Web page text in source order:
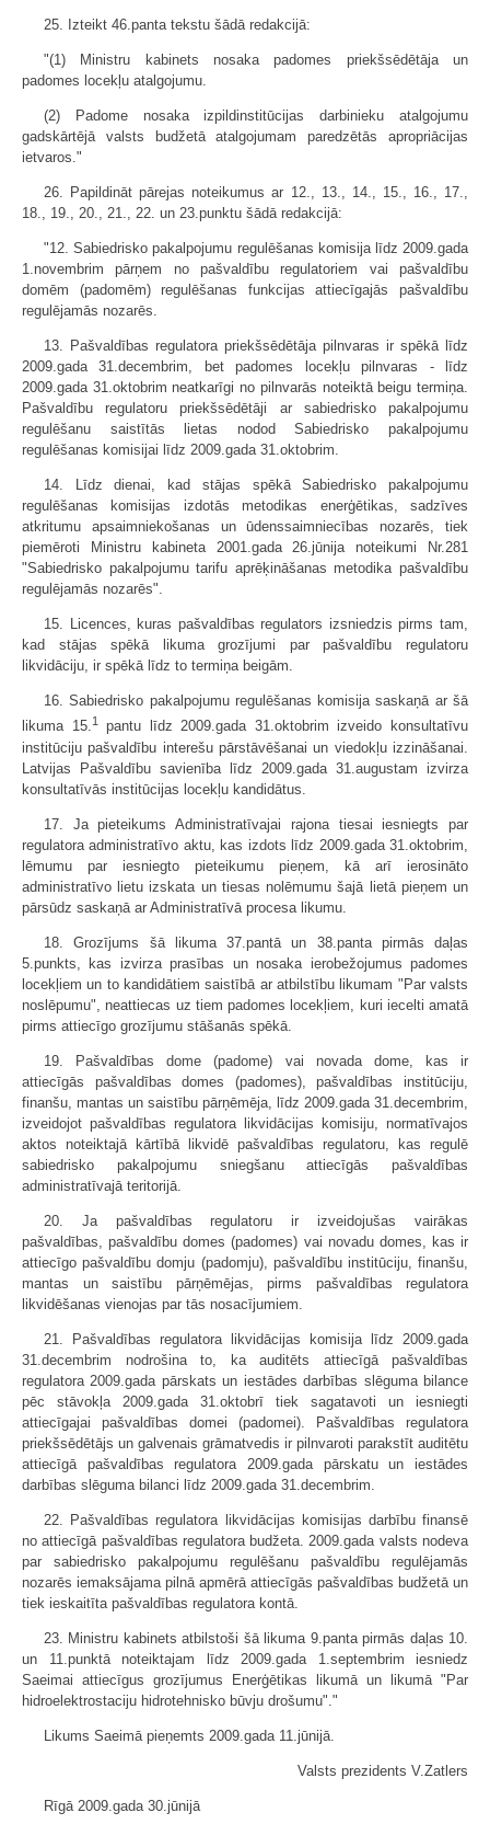
25. Izteikt 46.panta tekstu šādā redakcijā:
"(1) Ministru kabinets nosaka padomes priekšsēdētāja un
padomes locekļu atalgojumu.
(2) Padome nosaka izpildinstitūcijas darbinieku atalgojumu
gadskārtējā valsts budžetā atalgojumam paredzētās apro­priācijas
ietvaros."
26. Papildināt pārejas noteikumus ar 12., 13., 14., 15., 16., 17.,
18., 19., 20., 21., 22. un 23.punktu šādā redakcijā:
"12. Sabiedrisko pakalpojumu regulēšanas komisija līdz 2009.gada
1.novembrim pārņem no pašvaldību regulatoriem vai pašvaldību
domēm (padomēm) regulēšanas funkcijas attiecīgajās pašvaldību
regulējamās nozarēs.
13. Pašvaldības regulatora priekšsēdētāja pilnvaras ir spēkā līdz
2009.gada 31.decembrim, bet padomes locekļu pilnvaras - līdz
2009.gada 31.oktobrim neatkarīgi no pilnvarās noteiktā beigu termiņa.
Pašvaldību regulatoru priekšsēdētāji ar sabiedrisko pakalpojumu
regulēšanu saistītās lietas nodod Sabiedrisko pakalpojumu
regulēšanas komisijai līdz 2009.gada 31.oktobrim.
14. Līdz dienai, kad stājas spēkā Sabiedrisko pakalpojumu
regulēšanas komisijas izdotās metodikas enerģētikas, sadzīves
atkritumu apsaimniekošanas un ūdenssaimniecības nozarēs, tiek
piemēroti Ministru kabineta 2001.gada 26.jūnija noteikumi Nr.281
"Sabiedrisko pakalpojumu tarifu aprēķināšanas metodika pašvaldību
regulējamās nozarēs".
15. Licences, kuras pašvaldības regulators izsniedzis pirms tam,
kad stājas spēkā likuma grozījumi par pašvaldību regulatoru
likvidāciju, ir spēkā līdz to termiņa beigām.
16. Sabiedrisko pakalpojumu regulēšanas komisija saskaņā ar šā
likuma 15.1 pantu līdz 2009.gada 31.oktobrim izveido konsultatīvu
institūciju pašvaldību interešu pārstāvēšanai un viedokļu izzināšanai.
Latvijas Pašvaldību savienība līdz 2009.gada 31.augustam izvirza
konsultatīvās institūcijas locekļu kandidātus.
17. Ja pieteikums Administratīvajai rajona tiesai iesniegts par
regulatora administratīvo aktu, kas izdots līdz 2009.gada 31.oktobrim,
lēmumu par iesniegto pieteikumu pieņem, kā arī ierosināto
administratīvo lietu izskata un tiesas nolēmumu šajā lietā pieņem un
pārsūdz saskaņā ar Administratīvā procesa likumu.
18. Grozījums šā likuma 37.pantā un 38.panta pirmās daļas
5.punkts, kas izvirza prasības un nosaka ierobežojumus padomes
locekļiem un to kandidātiem saistībā ar atbilstību likumam "Par valsts
noslēpumu", neattiecas uz tiem padomes locekļiem, kuri iecelti amatā
pirms attiecīgo grozījumu stāšanās spēkā.
19. Pašvaldības dome (padome) vai novada dome, kas ir
attiecīgās pašvaldības domes (padomes), pašvaldības institūciju,
finanšu, mantas un saistību pārņēmēja, līdz 2009.gada 31.decembrim,
izveidojot pašvaldības regulatora likvidācijas komisiju, normatīvajos
aktos noteiktajā kārtībā likvidē pašvaldības regulatoru, kas regulē
sabiedrisko pakalpojumu sniegšanu attiecīgās pašvaldības
administratīvajā teritorijā.
20. Ja pašvaldības regulatoru ir izveidojušas vairākas
pašvaldības, pašvaldību domes (padomes) vai novadu domes, kas ir
attiecīgo pašvaldību domju (padomju), pašvaldību institūciju, finanšu,
mantas un saistību pārņēmējas, pirms pašvaldības regulatora
likvidēšanas vienojas par tās nosacījumiem.
21. Pašvaldības regulatora likvidācijas komisija līdz 2009.gada
31.decembrim nodrošina to, ka auditēts attiecīgā pašvaldības
regulatora 2009.gada pārskats un iestādes darbības slēguma bilance
pēc stāvokļa 2009.gada 31.oktobrī tiek sagatavoti un iesniegti
attiecīgajai pašvaldības domei (padomei). Pašvaldības regulatora
priekšsēdētājs un galvenais grāmatvedis ir pilnvaroti parakstīt auditētu
attiecīgā pašvaldības regulatora 2009.gada pārskatu un iestādes
darbības slēguma bilanci līdz 2009.gada 31.decembrim.
22. Pašvaldības regulatora likvidācijas komisijas darbību finansē
no attiecīgā pašvaldības regulatora budžeta. 2009.gada valsts nodeva
par sabiedrisko pakalpojumu regulēšanu pašvaldību regulējamās
nozarēs iemaksājama pilnā apmērā attiecīgās pašvaldības budžetā un
tiek ieskaitīta pašvaldības regulatora kontā.
23. Ministru kabinets atbilstoši šā likuma 9.panta pirmās daļas 10.
un 11.punktā noteiktajam līdz 2009.gada 1.septembrim iesniedz
Saeimai attiecīgus grozījumus Enerģētikas likumā un likumā "Par
hidroelektrostaciju hidrotehnisko būvju drošumu"."
Likums Saeimā pieņemts 2009.gada 11.jūnijā.
Valsts prezidents V.Zatlers
Rīgā 2009.gada 30.jūnijā